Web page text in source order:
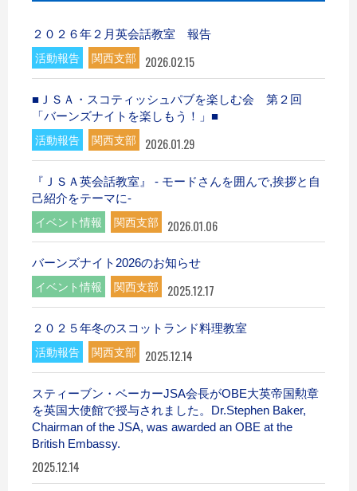
２０２６年２月英会話教室 報告
活動報告 関西支部 2026.02.15
■ＪＳＡ・スコティッシュパブを楽しむ会 第２回
「バーンズナイトを楽しもう！」■
活動報告 関西支部 2026.01.29
『ＪＳＡ英会話教室』 - モードさんを囲んで,挨拶と自
己紹介をテーマに-
イベント情報 関西支部 2026.01.06
バーンズナイト2026のお知らせ
イベント情報 関西支部 2025.12.17
２０２５年冬のスコットランド料理教室
活動報告 関西支部 2025.12.14
スティーブン・ベーカーJSA会長がOBE大英帝国勲章
を英国大使館で授与されました。Dr.Stephen Baker,
Chairman of the JSA, was awarded an OBE at the
British Embassy.
2025.12.14